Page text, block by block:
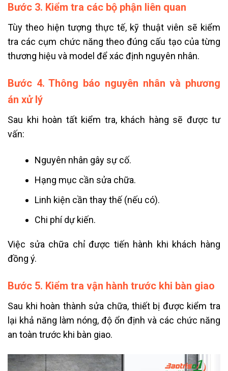
Bước 3. Kiểm tra các bộ phận liên quan
Tùy theo hiện tượng thực tế, kỹ thuật viên sẽ kiểm
tra các cụm chức năng theo đúng cấu tạo của từng
thương hiệu và model để xác định nguyên nhân.
Bước 4. Thông báo nguyên nhân và phương
án xử lý
Sau khi hoàn tất kiểm tra, khách hàng sẽ được tư
vấn:
Nguyên nhân gây sự cố.
Hạng mục cần sửa chữa.
Linh kiện cần thay thế (nếu có).
Chi phí dự kiến.
Việc sửa chữa chỉ được tiến hành khi khách hàng
đồng ý.
Bước 5. Kiểm tra vận hành trước khi bàn giao
Sau khi hoàn thành sửa chữa, thiết bị được kiểm tra
lại khả năng làm nóng, độ ổn định và các chức năng
an toàn trước khi bàn giao.